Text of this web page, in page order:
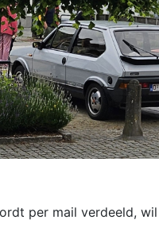
per mail verdeeld,